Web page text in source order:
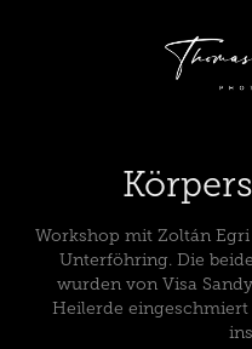
Workshop mit Zoltán
Unterföhring. Die
wurden von Visa
Heilerde